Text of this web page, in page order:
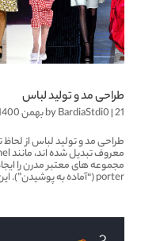
طراحی مد و تولید لباس
byBardiaStdi0|21 بهمن 1400
طراحی مد و تولید لباس از
porter (“آماده به پوشیدن”). این طراحان در تنظیم روند در مد تاثیر...